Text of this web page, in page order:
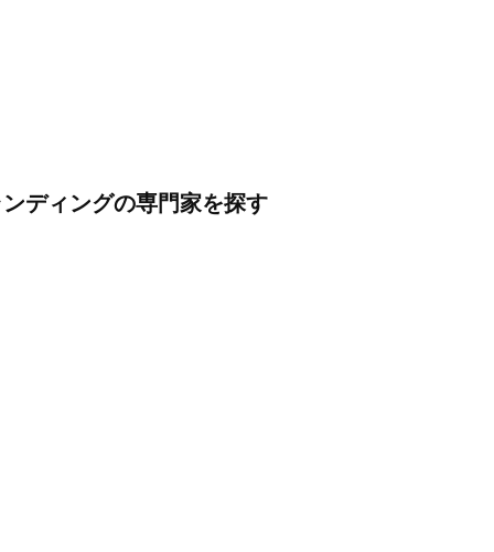
ディングの専門家を探す